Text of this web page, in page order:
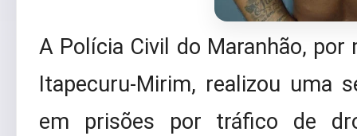
A Polícia Civil do Maranhão, por
Itapecuru-Mirim, realizou uma
em prisões por tráfico de